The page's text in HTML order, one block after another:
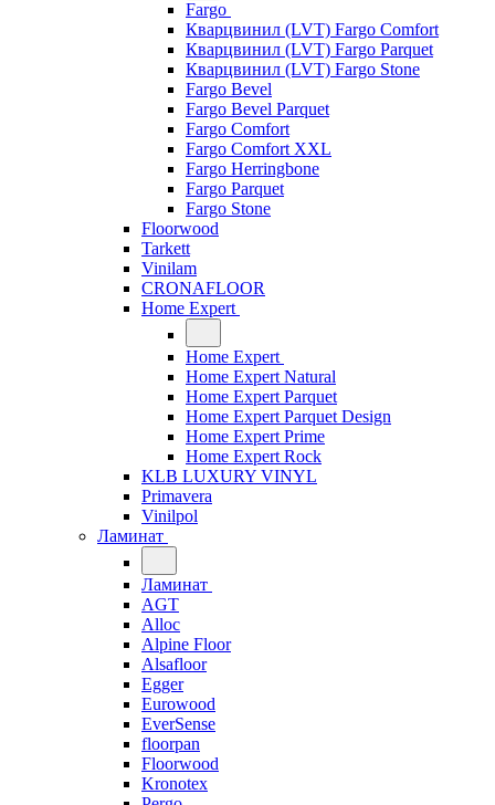
Fargo
Кварцвинил (LVT) Fargo Comfort
Кварцвинил (LVT) Fargo Parquet
Кварцвинил (LVT) Fargo Stone
Fargo Bevel
Fargo Bevel Parquet
Fargo Comfort
Fargo Comfort XXL
Fargo Herringbone
Fargo Parquet
Fargo Stone
Floorwood
Tarkett
Vinilam
CRONAFLOOR
Home Expert
Home Expert
Home Expert Natural
Home Expert Parquet
Home Expert Parquet Design
Home Expert Prime
Home Expert Rock
KLB LUXURY VINYL
Primavera
Vinilpol
Ламинат
Ламинат
AGT
Alloc
Alpine Floor
Alsafloor
Egger
Eurowood
EverSense
floorpan
Floorwood
Kronotex